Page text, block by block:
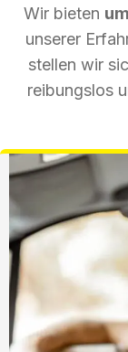
Wir bieten
unserer
stellen wir
reibungslos